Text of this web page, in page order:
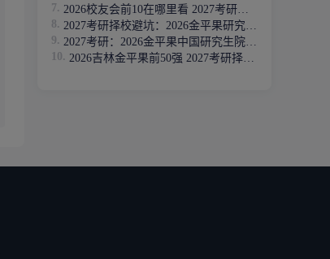
2026校友会前10在哪里看 2027考研择校别踩坑
2027考研择校避坑：2026金平果研究生TOP200揭秘
2027考研：2026金平果中国研究生院校TOP100揭秘
2026吉林金平果前50强 2027考研择校避坑指南